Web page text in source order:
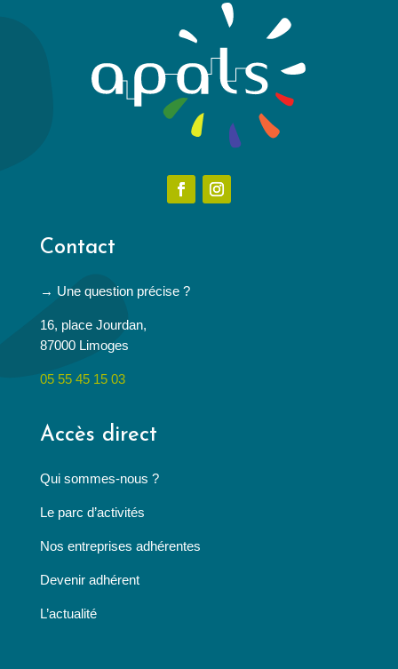
Contact
→ Une question précise ?
16, place Jourdan,
87000 Limoges
05 55 45 15 03
Accès direct
Qui sommes-nous ?
Le parc d’activités
Nos entreprises adhérentes
Devenir adhérent
L’actualité